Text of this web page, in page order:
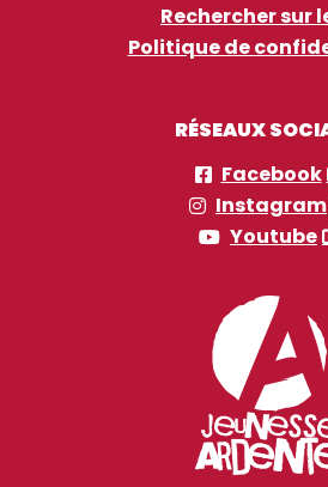
Rechercher sur
Politique de
RÉSEAUX
Facebook
Instagram
Youtube